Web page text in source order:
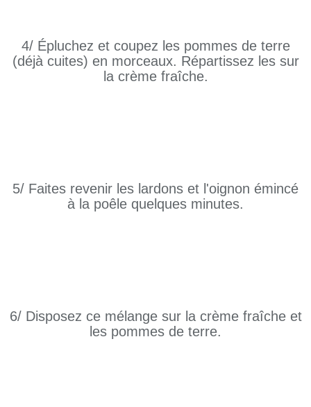
4/ Épluchez et coupez les pommes de terre
(déjà cuites) en morceaux. Répartissez les sur
la crème fraîche.
5/ Faites revenir les lardons et l'oignon émincé
à la poêle quelques minutes.
6/ Disposez ce mélange sur la crème fraîche et
les pommes de terre.